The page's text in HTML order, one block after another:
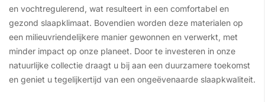
en vochtregulerend, wat resulteert in een comfortabel en
gezond slaapklimaat. Bovendien worden deze materialen op
een milieuvriendelijkere manier gewonnen en verwerkt, met
minder impact op onze planeet. Door te investeren in onze
natuurlijke collectie draagt u bij aan een duurzamere toekomst
en geniet u tegelijkertijd van een ongeëvenaarde slaapkwaliteit.